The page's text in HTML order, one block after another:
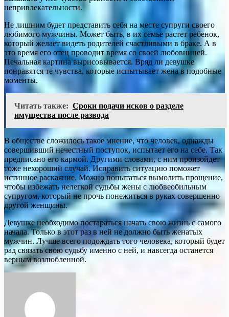
непривлекательности.
Не лишним будет представить себя на месте супруги своего
любимого мужчины. Может быть, в их семье растет ребенок,
который желает видеть родителей счастливыми в браке. А в
это время его отец проводит время со своей любовницей.
Печальная картина вырисовывается. Вряд ли девушке
понравятся те чувства, которые испытывает жена в подобные
моменты.
Читать также: Сроки подачи исков о разделе
имущества после развода
В обществе сложилось такое мнение, что человек, однажды
совершивший нечестный поступок, испытает его на себе. Так
предписано его кармой. Другими словами, с ним произойдет
тоже нехороший случай. Исправить ситуацию поможет
истинное раскаяние. Можно попытаться вымолить прощение,
чтобы избежать нелегкой судьбы жены с любвеобильным
супругом, который не прочь понежиться в руках совершенно
другой женщины.
Девушке необходимо постараться начать свою жизнь с самого
начала. Только в этот раз в ней не должно быть женатых
мужчин. Лучше всего подождать того человека, который будет
рад связать свою судьбу именно с ней, и навсегда останется
верным возлюбленной.